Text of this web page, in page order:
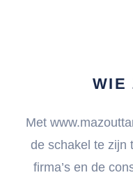
WIE
Met
de schakel te zijn
firma’s en de